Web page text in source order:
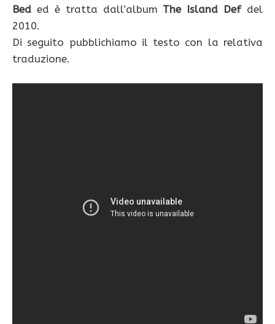
Bed ed è tratta dall’album The Island Def del
2010.
Di seguito pubblichiamo il testo con la relativa
traduzione.